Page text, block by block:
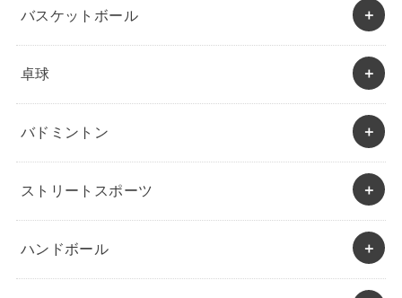
バスケットボール
卓球
バドミントン
ストリートスポーツ
ハンドボール